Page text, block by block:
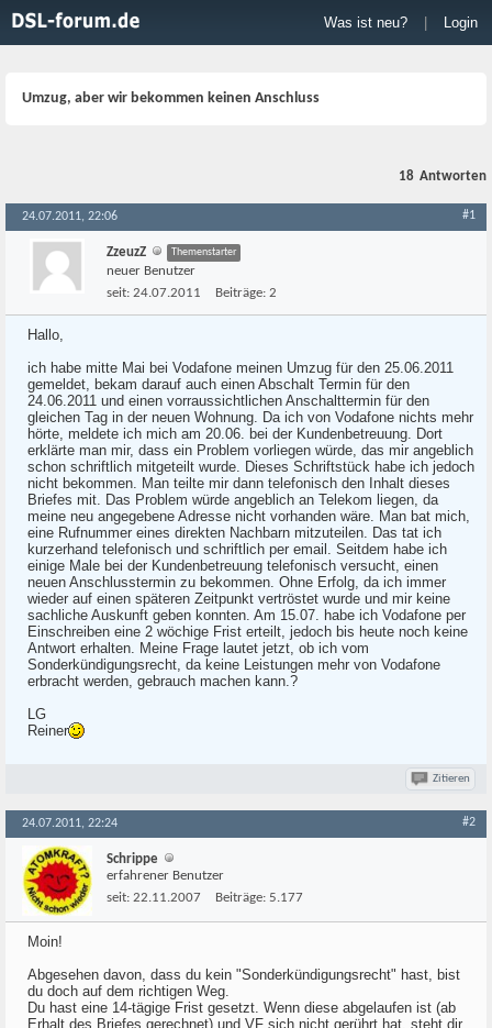
Was ist neu? Login
Umzug, aber wir bekommen keinen Anschluss
18 Antworten
24.07.2011, 22:06 #1
ZzeuzZ Themenstarter
neuer Benutzer
seit: 24.07.2011 Beiträge: 2
Hallo,
ich habe mitte Mai bei Vodafone meinen Umzug für den 25.06.2011
gemeldet, bekam darauf auch einen Abschalt Termin für den
24.06.2011 und einen vorraussichtlichen Anschalttermin für den
gleichen Tag in der neuen Wohnung. Da ich von Vodafone nichts mehr
hörte, meldete ich mich am 20.06. bei der Kundenbetreuung. Dort
erklärte man mir, dass ein Problem vorliegen würde, das mir angeblich
schon schriftlich mitgeteilt wurde. Dieses Schriftstück habe ich jedoch
nicht bekommen. Man teilte mir dann telefonisch den Inhalt dieses
Briefes mit. Das Problem würde angeblich an Telekom liegen, da
meine neu angegebene Adresse nicht vorhanden wäre. Man bat mich,
eine Rufnummer eines direkten Nachbarn mitzuteilen. Das tat ich
kurzerhand telefonisch und schriftlich per email. Seitdem habe ich
einige Male bei der Kundenbetreuung telefonisch versucht, einen
neuen Anschlusstermin zu bekommen. Ohne Erfolg, da ich immer
wieder auf einen späteren Zeitpunkt vertröstet wurde und mir keine
sachliche Auskunft geben konnten. Am 15.07. habe ich Vodafone per
Einschreiben eine 2 wöchige Frist erteilt, jedoch bis heute noch keine
Antwort erhalten. Meine Frage lautet jetzt, ob ich vom
Sonderkündigungsrecht, da keine Leistungen mehr von Vodafone
erbracht werden, gebrauch machen kann.?
LG
Reiner
Zitieren
24.07.2011, 22:24 #2
Schrippe
erfahrener Benutzer
seit: 22.11.2007 Beiträge: 5.177
Moin!
Abgesehen davon, dass du kein "Sonderkündigungsrecht" hast, bist
du doch auf dem richtigen Weg.
Du hast eine 14-tägige Frist gesetzt. Wenn diese abgelaufen ist (ab
Erhalt des Briefes gerechnet) und VF sich nicht gerührt hat, steht dir